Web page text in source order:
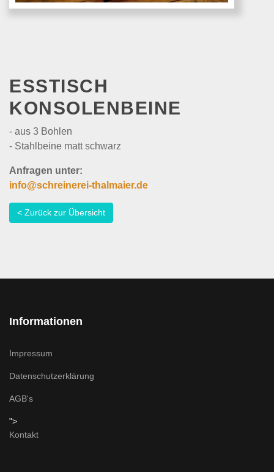
ESSTISCH
KONSOLENBEINE
- aus 3 Bohlen
- Stahlbeine matt schwarz
Anfragen unter:
info@schreinerei-thalmaier.de
< Zurück zur Übersicht
Informationen
Impressum
Datenschutzerklärung
AGB's
">
Kontakt